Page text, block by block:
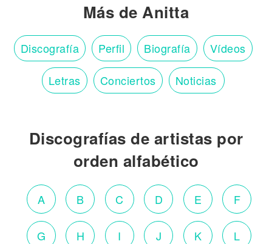
Más de Anitta
Discografía Perfil Biografía Vídeos
Letras Conciertos Noticias
Discografías de artistas por
orden alfabético
A B C D E F
G H I J K L